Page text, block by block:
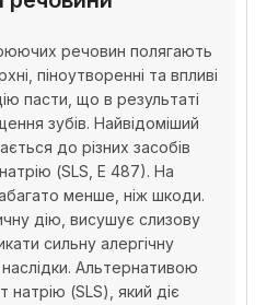
речовин полягають
піноутворенні та впливі
пасти, що в результаті
зубів. Найвідоміший
до різних засобів
(SLS, Е 487). На
менше, ніж шкоди.
дію, висушує слизову
сильну алергічну
наслідки. Альтернативою
(SLS), який діє